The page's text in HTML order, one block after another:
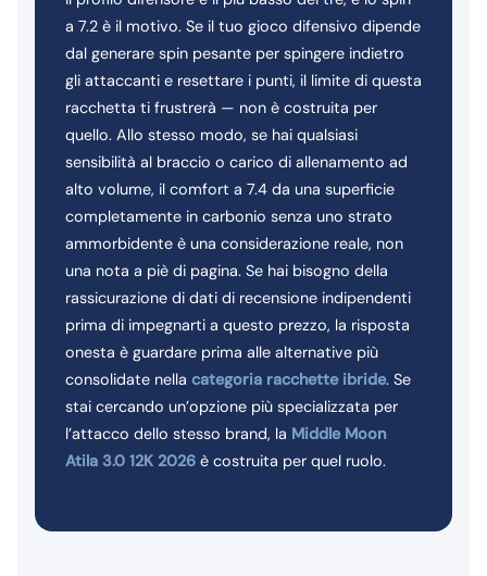
a 7.2 è il motivo. Se il tuo gioco difensivo dipende
dal generare spin pesante per spingere indietro
gli attaccanti e resettare i punti, il limite di questa
racchetta ti frustrerà — non è costruita per
quello. Allo stesso modo, se hai qualsiasi
sensibilità al braccio o carico di allenamento ad
alto volume, il comfort a 7.4 da una superficie
completamente in carbonio senza uno strato
ammorbidente è una considerazione reale, non
una nota a piè di pagina. Se hai bisogno della
rassicurazione di dati di recensione indipendenti
prima di impegnarti a questo prezzo, la risposta
onesta è guardare prima alle alternative più
consolidate nella categoria racchette ibride. Se
stai cercando un’opzione più specializzata per
l’attacco dello stesso brand, la Middle Moon
Atila 3.0 12K 2026 è costruita per quel ruolo.